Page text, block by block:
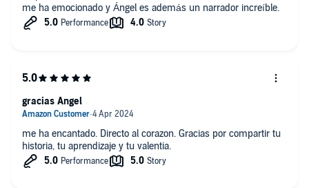
me ha emocionado y Ángel es además un narrador increíble.
me ha encantado. Directo al corazon. Gracias por compartir tu
historia, tu aprendizaje y tu valentia.
gracias Angel